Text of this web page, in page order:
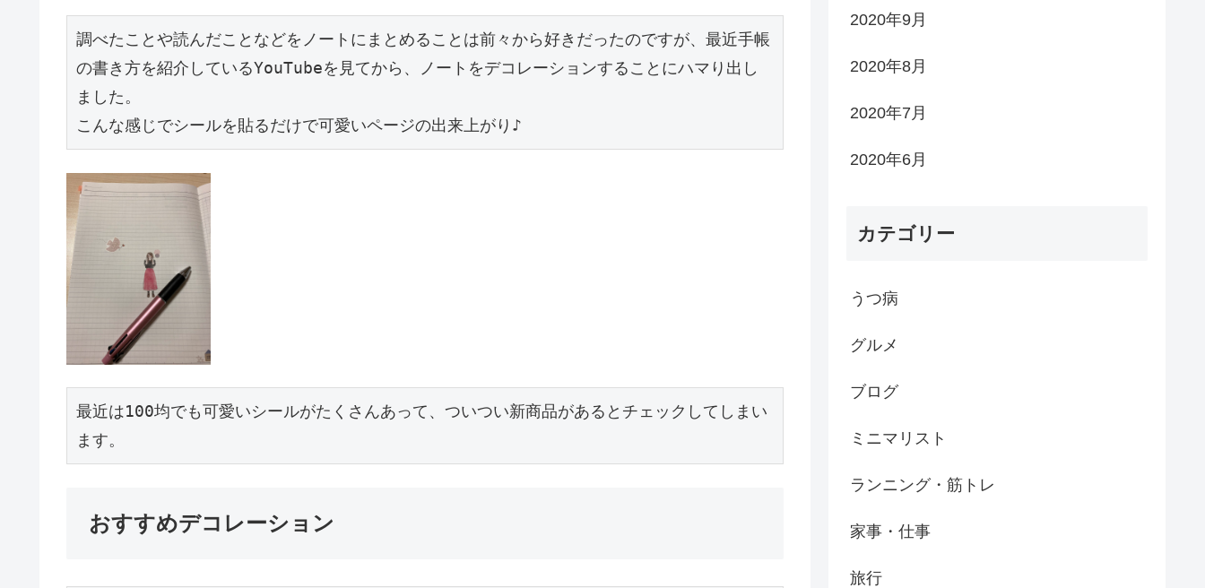
調べたことや読んだことなどをノートにまとめることは前々から好きだったのですが、最近手帳
の書き方を紹介しているYouTubeを見てから、ノートをデコレーションすることにハマり出し
ました。
こんな感じでシールを貼るだけで可愛いページの出来上がり♪
最近は100均でも可愛いシールがたくさんあって、ついつい新商品があるとチェックしてしまい
ます。
おすすめデコレーション
2020年9月
2020年8月
2020年7月
2020年6月
カテゴリー
うつ病
グルメ
ブログ
ミニマリスト
ランニング・筋トレ
家事・仕事
旅行